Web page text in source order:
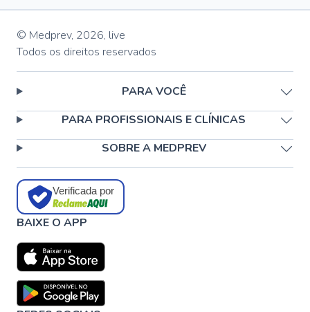
© Medprev, 2026, live
Todos os direitos reservados
PARA VOCÊ
PARA PROFISSIONAIS E CLÍNICAS
SOBRE A MEDPREV
Verificada por
BAIXE O APP